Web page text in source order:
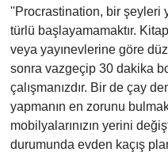
''Procrastination, bir şeyleri
türlü başlayamamaktır.
veya yayınevlerine göre
sonra vazgeçip 30 dakika
çalışmanızdır. Bir de çay
yapmanın en zorunu
mobilyalarınızın yerini
durumunda evden kaçış